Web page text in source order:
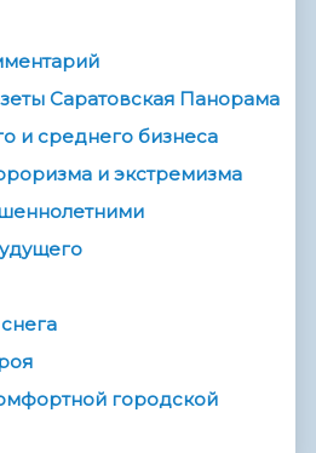
Саратовская Панорама
и среднего бизнеса
и экстремизма
городской